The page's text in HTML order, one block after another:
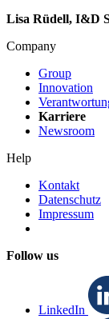
Lisa Rüdell, I&D
Company
Group
Innovation
Karriere
Newsroom
Help
Kontakt
Datenschutz
Impressum
Follow us
LinkedIn